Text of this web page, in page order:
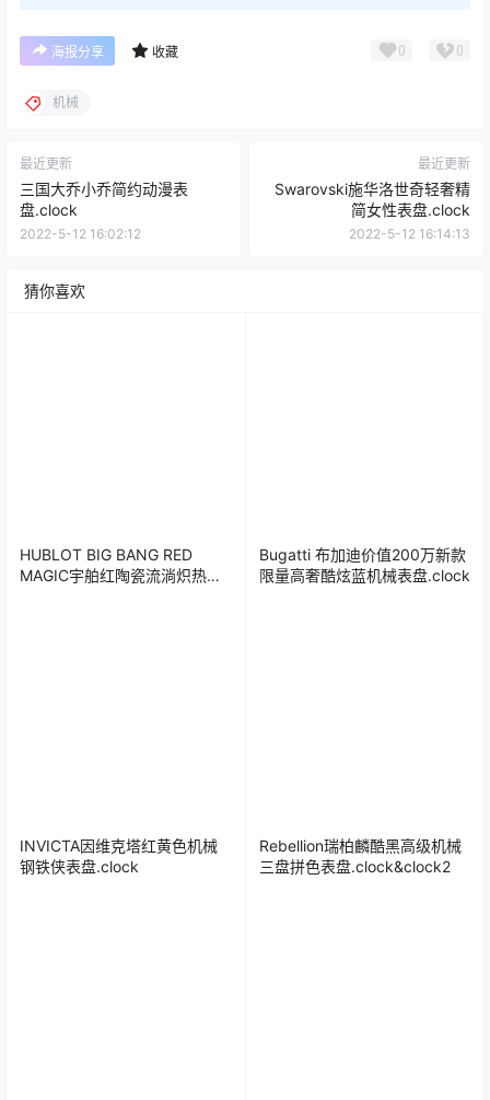
海报分享 收藏 0 0
机械
最近更新
三国大乔小乔简约动漫表
盘.clock
2022-5-12 16:02:12
最近更新
Swarovski施华洛世奇轻奢精
简女性表盘.clock
2022-5-12 16:14:13
猜你喜欢
HUBLOT BIG BANG RED
MAGIC宇舶红陶瓷流淌炽热激
Bugatti 布加迪价值200万新款
限量高奢酷炫蓝机械表盘.clock
INVICTA因维克塔红黄色机械
钢铁侠表盘.clock
Rebellion瑞柏麟酷黑高级机械
三盘拼色表盘.clock&clock2